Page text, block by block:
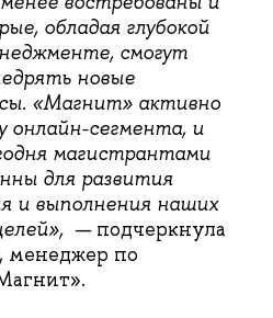
обладая глубокой
смогут
новые
«Магнит» активно
онлайн-сегмента, и
магистрантами
для развития
и выполнения наших
— подчеркнула
менеджер по